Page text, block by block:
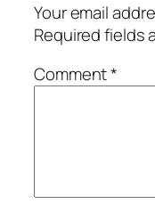
Your email
Required fields
Comment*